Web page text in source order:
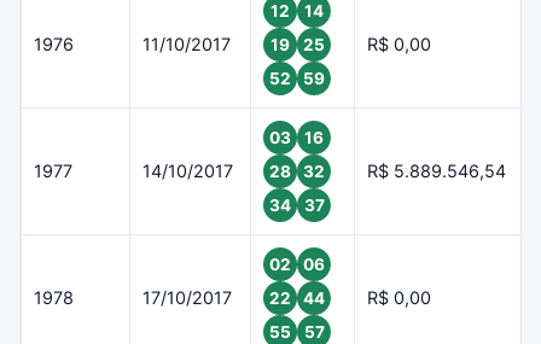
1976 11/10/2017
12
14
19
25
52
59
R$ 0,00
1977 14/10/2017
03
16
28
32
34
37
R$ 5.889.546,54
1978 17/10/2017
02
06
22
44
55
57
R$ 0,00